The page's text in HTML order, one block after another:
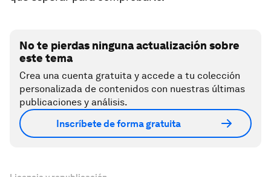
No te pierdas ninguna actualización sobre
este tema
Crea una cuenta gratuita y accede a tu colección
personalizada de contenidos con nuestras últimas
publicaciones y análisis.
Inscríbete de forma gratuita